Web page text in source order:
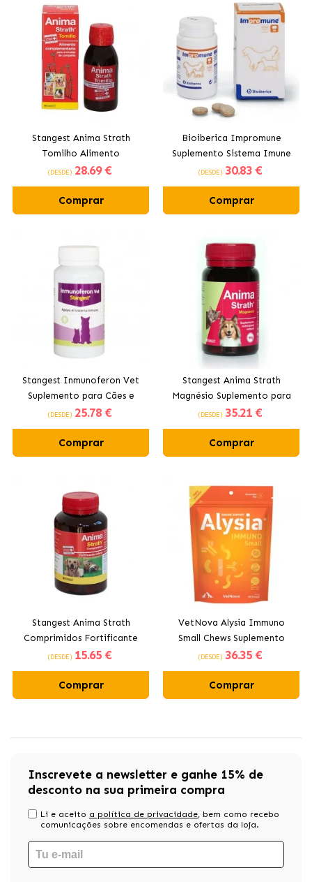
Stangest Anima Strath
Tomilho Alimento
Complementar para Cães e
(DESDE) 28.69 €
Comprar
Bioiberica Impromune
Suplemento Sistema Imune
para Cães e Gatos
(DESDE) 30.83 €
Comprar
Stangest Inmunoferon Vet
Suplemento para Cães e
Gatos
(DESDE) 25.78 €
Comprar
Stangest Anima Strath
Magnésio Suplemento para
Cães e Gatos
(DESDE) 35.21 €
Comprar
Stangest Anima Strath
Comprimidos Fortificante
Natural para Cães e Gatos
(DESDE) 15.65 €
Comprar
VetNova Alysia Immuno
Small Chews Suplemento
Imunológico para Cães de
(DESDE) 36.35 €
Comprar
Inscrevete a newsletter e ganhe 15% de
desconto na sua primeira compra
Li e aceito a política de privacidade, bem como recebo
comunicações sobre encomendas e ofertas da loja.